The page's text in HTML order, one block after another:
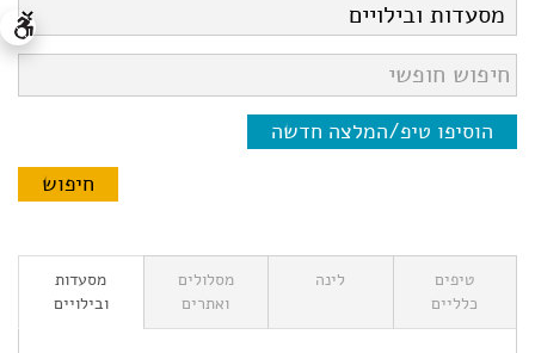
הוסיפו טיפ/המלצה חדשה
טיפים
כלליים
לינה
מסלולים
ואתרים
מסעדות
ובילויים